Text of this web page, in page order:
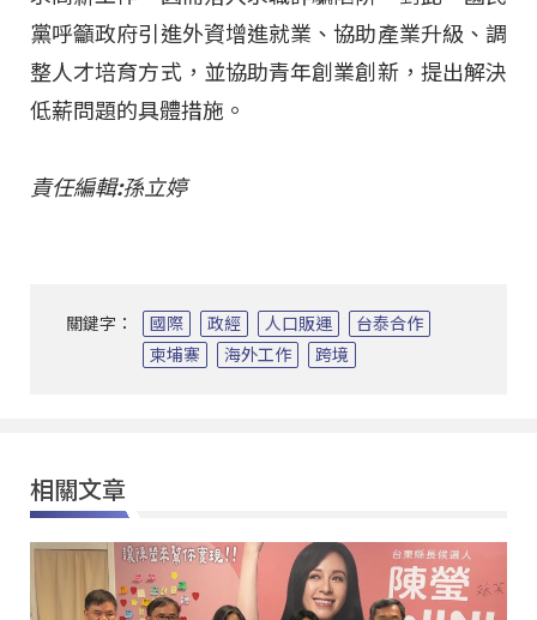
黨呼籲政府引進外資增進就業、協助產業升級、調
整人才培育方式，並協助青年創業創新，提出解決
低薪問題的具體措施。
責任編輯:孫立婷
關鍵字： 國際 政經 人口販運
台泰合作
柬埔寨
海外工作 跨境
相關文章